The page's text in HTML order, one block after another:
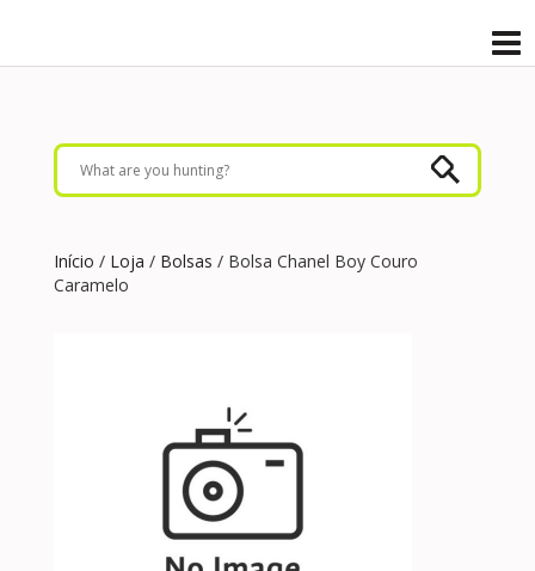
Início / Loja / Bolsas / Bolsa Chanel Boy Couro
Caramelo